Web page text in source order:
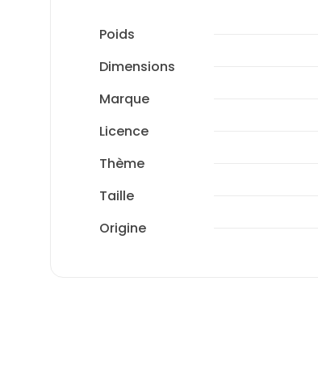
Poids
Dimensions
Marque
Licence
Thème
Taille
Origine